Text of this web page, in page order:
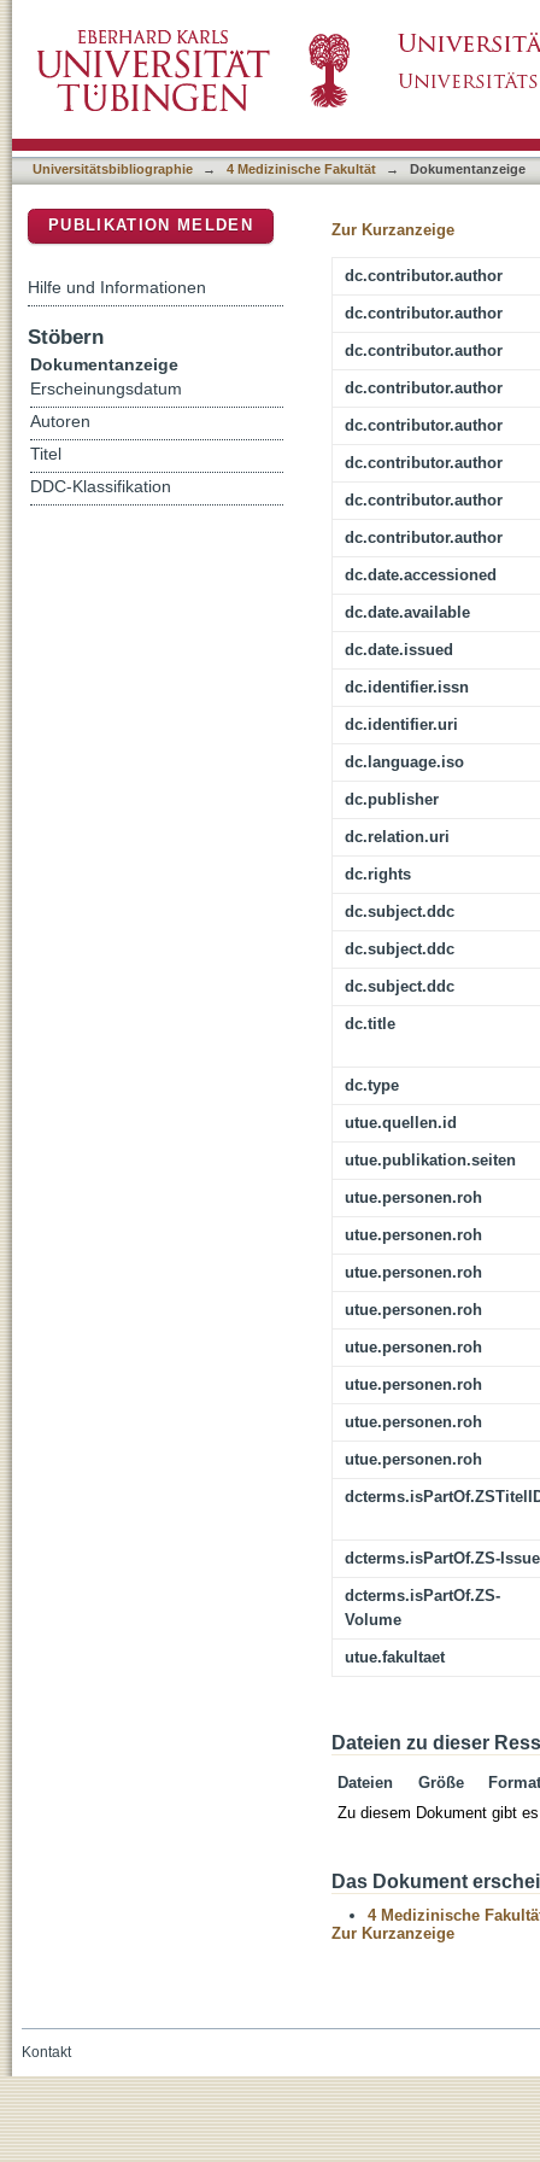
Universitätsbibliographie → 4 Medizinische Fakultät → Dokumentanzeige
Zur Kurzanzeige
dc.contributor.author
dc.contributor.author
dc.contributor.author
dc.contributor.author
dc.contributor.author
dc.contributor.author
dc.contributor.author
dc.contributor.author
dc.date.accessioned
dc.date.available
dc.date.issued
dc.identifier.issn
dc.identifier.uri
dc.language.iso
dc.publisher
dc.relation.uri
dc.rights
dc.subject.ddc
dc.subject.ddc
dc.subject.ddc
dc.title
dc.type
utue.quellen.id
utue.publikation.seiten
utue.personen.roh
utue.personen.roh
utue.personen.roh
utue.personen.roh
utue.personen.roh
utue.personen.roh
utue.personen.roh
utue.personen.roh
dcterms.isPartOf.ZS-Issue
dcterms.isPartOf.ZS-
Volume
utue.fakultaet
Dateien zu dieser
Dateien Größe
Format
Zu diesem Dokument gibt
Das Dokument
4 Medizinische
Zur Kurzanzeige
PUBLIKATION MELDEN
Hilfe und Informationen
Stöbern
Dokumentanzeige
Erscheinungsdatum
Autoren
Titel
DDC-Klassifikation
Kontakt